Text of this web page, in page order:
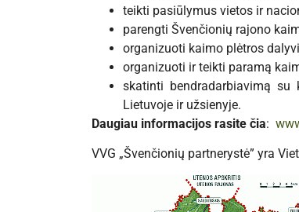
teikti pasiūlymus vietos ir
parengti Švenčionių rajono
organizuoti kaimo plėtros
organizuoti ir teikti paramą
skatinti bendradarbiavimą
Lietuvoje ir užsienyje.
Daugiau informacijos rasite čia:
VVG „Švenčionių partnerystė” yra